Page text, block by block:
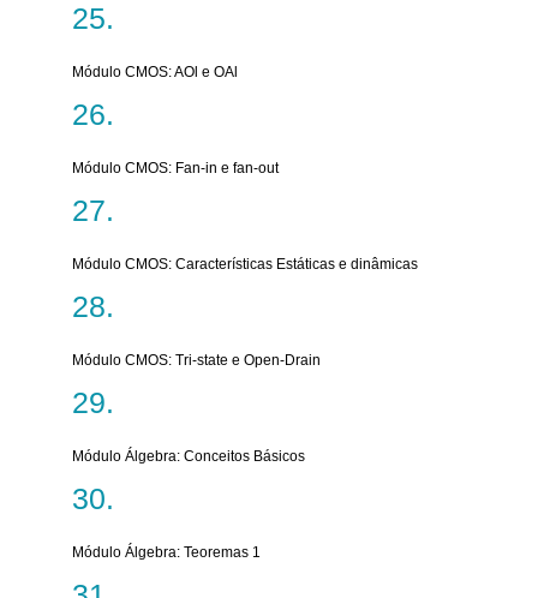
Módulo CMOS: AOl e OAl
Módulo CMOS: Fan-in e fan-out
Módulo CMOS: Características Estáticas e dinâmicas
Módulo CMOS: Tri-state e Open-Drain
Módulo Álgebra: Conceitos Básicos
Módulo Álgebra: Teoremas 1